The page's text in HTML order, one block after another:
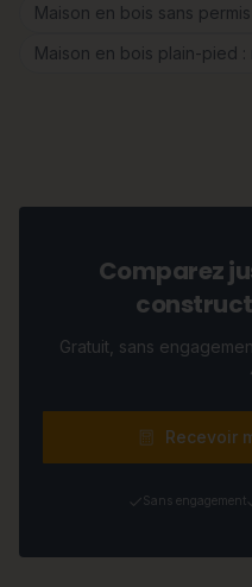
Maison en bois sans
Maison en bois plain-pied
Comparez
Gratuit, sans
Recevoir
Sans engagement